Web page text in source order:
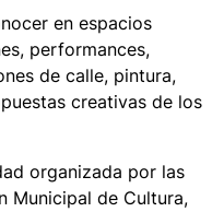
en espacios
performances,
de calle, pintura,
creativas de los
organizada por las
Municipal de Cultura,